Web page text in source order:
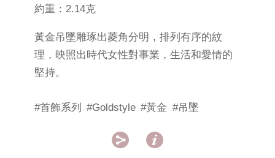
約重：2.14克
黃金吊墜雕琢出菱角分明，排列有序的紋
理，映照出時代女性對事業，生活和愛情的
堅持。
#首飾系列 #Goldstyle #黃金 #吊墜
 